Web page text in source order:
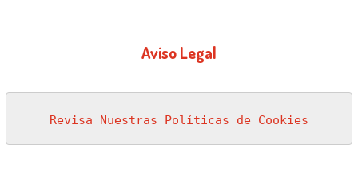
Aviso Legal
Revisa Nuestras Políticas de Cookies